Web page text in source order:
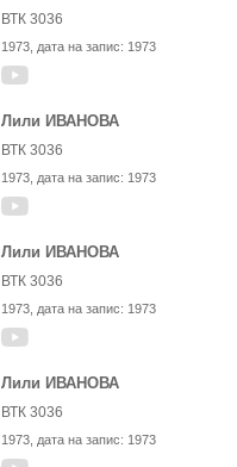
ВТК 3036
1973 , дата на запис: 1973
Лили ИВАНОВА
ВТК 3036
1973 , дата на запис: 1973
Лили ИВАНОВА
ВТК 3036
1973 , дата на запис: 1973
Лили ИВАНОВА
ВТК 3036
1973 , дата на запис: 1973